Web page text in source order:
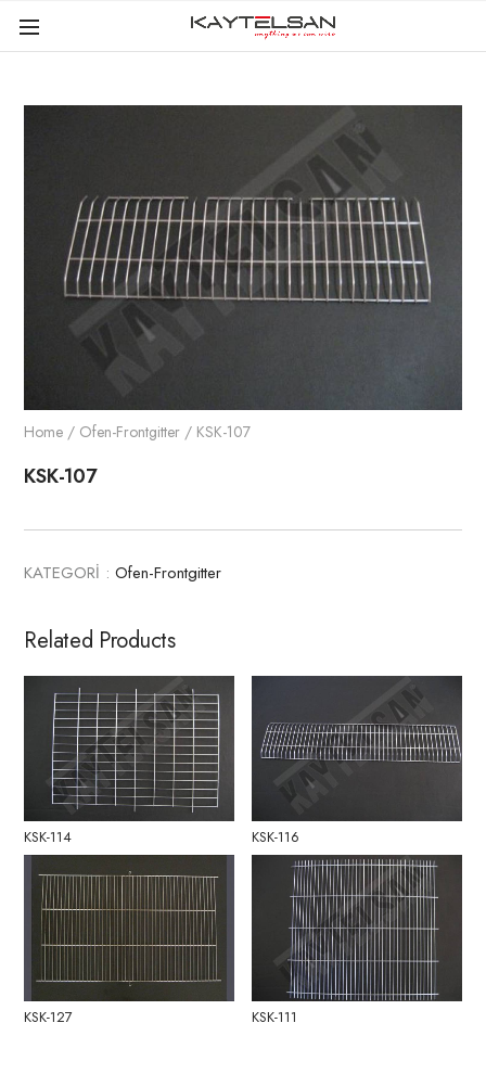
Home / Ofen-Frontgitter / KSK-107
KSK-107
KATEGORİ : Ofen-Frontgitter
Related Products
KSK-114 KSK-116
KSK-127 KSK-111